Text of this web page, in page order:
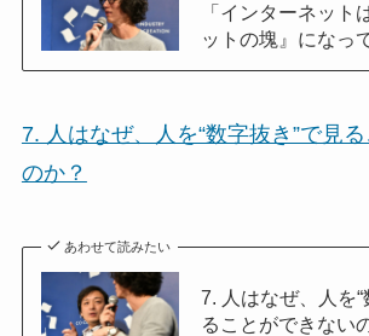
「インターネット
ットの塊』になっ
7. 人はなぜ、人を“数字抜き”で見
のか？
あわせて読みたい
7. 人はなぜ、人を“
ることができない